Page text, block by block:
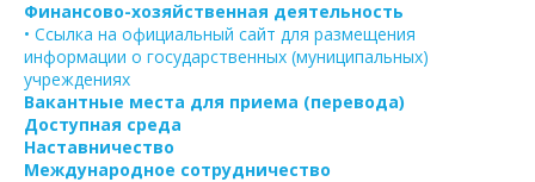
Финансово-хозяйственная деятельность
• Ссылка на официальный сайт для размещения
информации о государственных (муниципальных)
учреждениях
Вакантные места для приема (перевода)
Доступная среда
Наставничество
Международное сотрудничество